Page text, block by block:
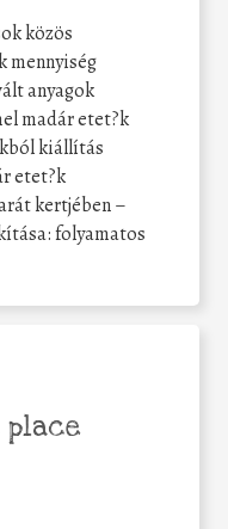
közös
mennyiség
anyagok
madár etet?k
kiállítás
etet?k
kertjében –
folyamatos
place